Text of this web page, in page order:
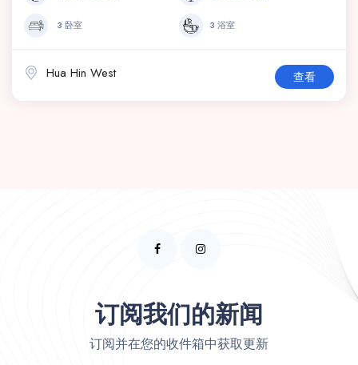
3 卧室 3 浴室
Hua Hin West 查看
订阅我们的新闻
订阅并在您的收件箱中获取更新